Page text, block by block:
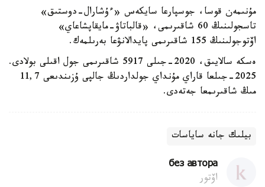
مۇنىمەن قوسا، جوسپارعا سايكەس «ءۇشارال-دوستىق»
تاسجولىنىڭ 60 شاقىرىمى، «قالباتاۋ-مايقاپشاعاي»
اۆتوجولىنىڭ 155 شاقىرىمى پايدالانۋعا بەرىلمەك.
ەسكە سالايىق، 2020-جىلى 5917 شاقىرىمى جول اقىلى بولادى.
2025-جىلعا قاراي مۇنداي جولداردىڭ جالپى ۇزىندىعى 11,7
مىڭ شاقىرىمعا جەتەدى.
بيلىك جانە ساياسات
без автора
اۆتور